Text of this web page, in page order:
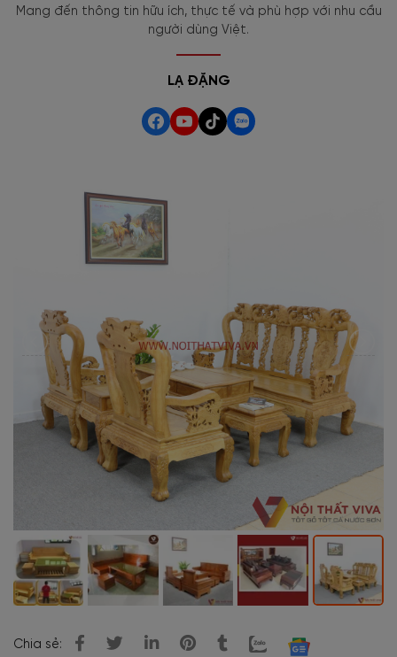
Mang đến thông tin hữu ích, thực tế và phù hợp với nhu cầu
người dùng Việt.
LẠ ĐẶNG
Chia sẻ: